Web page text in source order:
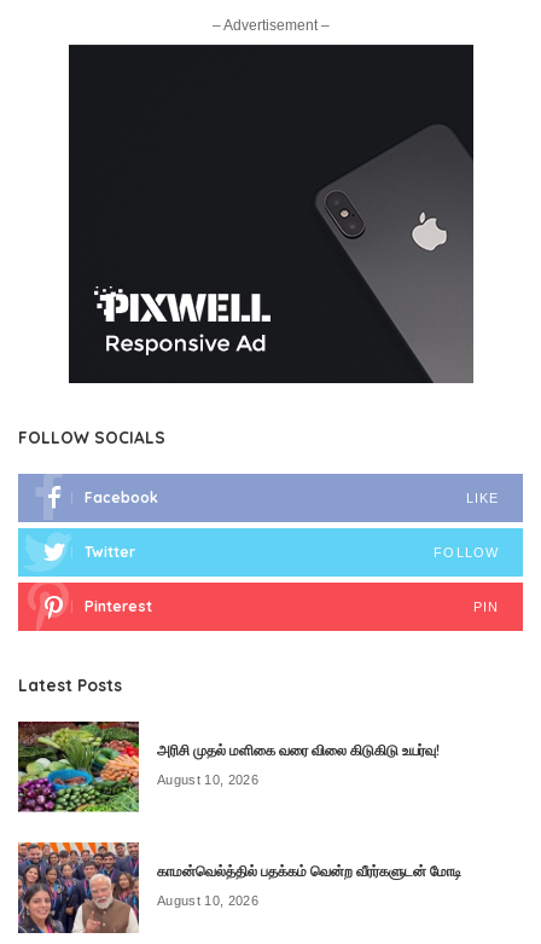
– Advertisement –
FOLLOW SOCIALS
Facebook LIKE
Twitter FOLLOW
Pinterest PIN
Latest Posts
அரிசி முதல் மளிகை வரை விலை கிடுகிடு உயர்வு!
August 10, 2026
காமன்வெல்த்தில் பதக்கம் வென்ற வீரர்களுடன் மோடி
August 10, 2026